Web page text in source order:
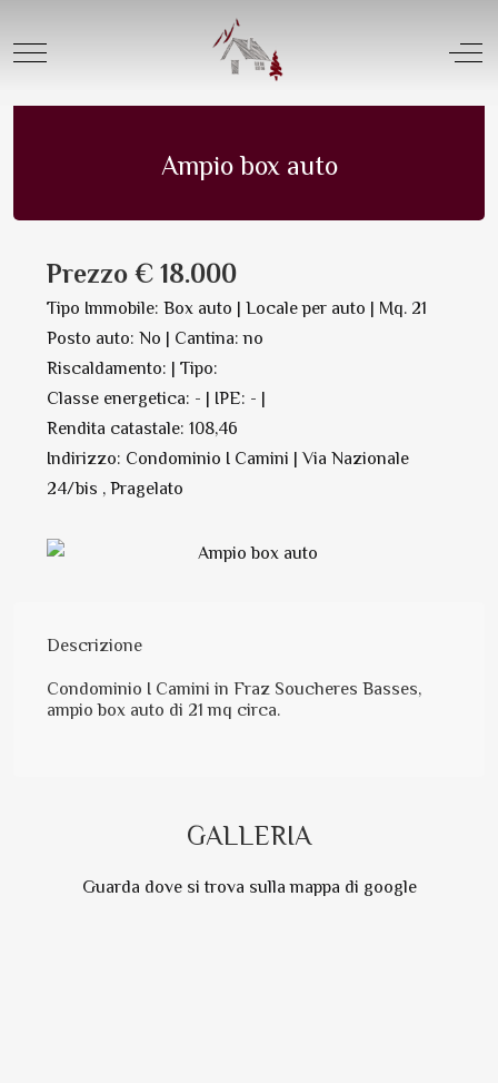
Mobile Menu Toggle Off-
Box auto in Vendita | N. 9355
Ampio box auto
Prezzo € 18.000
Tipo Immobile: Box auto | Locale per auto | Mq. 21
Posto auto: No | Cantina: no
Riscaldamento: | Tipo:
Classe energetica: - | IPE: - |
Rendita catastale: 108,46
Indirizzo: Condominio I Camini | Via Nazionale
24/bis , Pragelato
Descrizione
Condominio I Camini in Fraz Soucheres Basses,
ampio box auto di 21 mq circa.
GALLERIA
Guarda dove si trova sulla mappa di google